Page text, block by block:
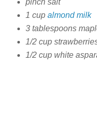
pinch salt
1 cup almond milk
3 tablespoons
1/2 cup
1/2 cup white